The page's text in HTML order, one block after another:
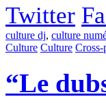
Twitter
culture dj, culture
Culture Culture Cross-
“Le